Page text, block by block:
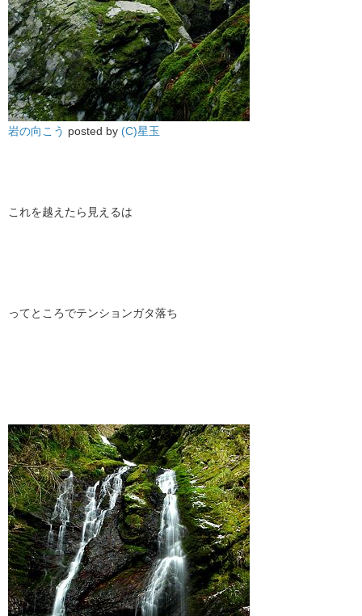
岩の向こう posted by (C)星玉
これを越えたら見えるは
ってところでテンションガタ落ち